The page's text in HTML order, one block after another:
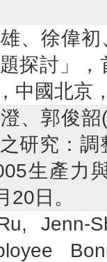
、徐偉
探討」
中國北京
、郭俊
研究：
生產力
20日。
Jenn-